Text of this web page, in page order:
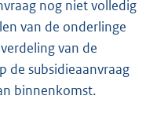
nog niet volledig
van de onderlinge
van de
de subsidieaanvraag
binnenkomst.